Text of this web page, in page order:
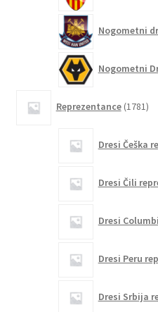
Nogometni
Nogometni
Reprezentance 1781
Dresi Češka
Dresi Čili
Dresi
Dresi Peru
Dresi Srbija